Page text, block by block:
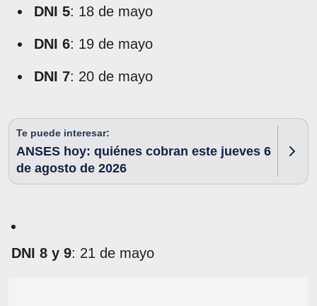
DNI 5: 18 de mayo
DNI 6: 19 de mayo
DNI 7: 20 de mayo
Te puede interesar:
ANSES hoy: quiénes cobran este jueves 6
de agosto de 2026
DNI 8 y 9: 21 de mayo